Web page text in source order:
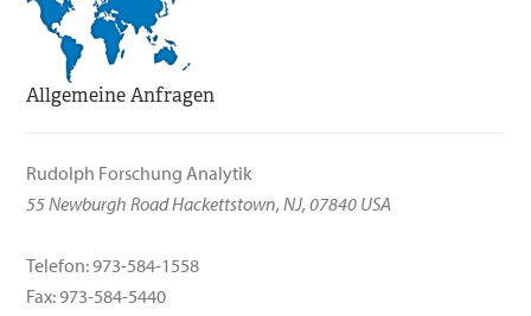
Allgemeine Anfragen
Rudolph Forschung Analytik
55 Newburgh Road Hackettstown, NJ, 07840 USA
Telefon: 973-584-1558
Fax: 973-584-5440